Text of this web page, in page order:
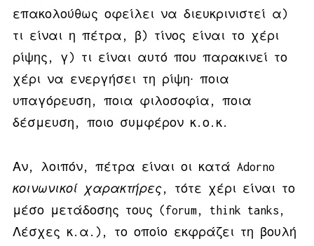
επακολούθως οφείλει να διευκρινιστεί α)
τι είναι η πέτρα, β) τίνος είναι το χέρι
ρίψης, γ) τι είναι αυτό που παρακινεί το
χέρι να ενεργήσει τη ρίψη∙ ποια
υπαγόρευση, ποια φιλοσοφία, ποια
δέσμευση, ποιο συμφέρον κ.ο.κ.
Αν, λοιπόν, πέτρα είναι οι κατά Adorno
κοινωνικοί χαρακτήρες, τότε χέρι είναι το
μέσο μετάδοσης τους (forum, think tanks,
Λέσχες κ.α.), το οποίο εκφράζει τη βουλή